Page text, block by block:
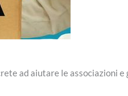
ad aiutare le associazioni e